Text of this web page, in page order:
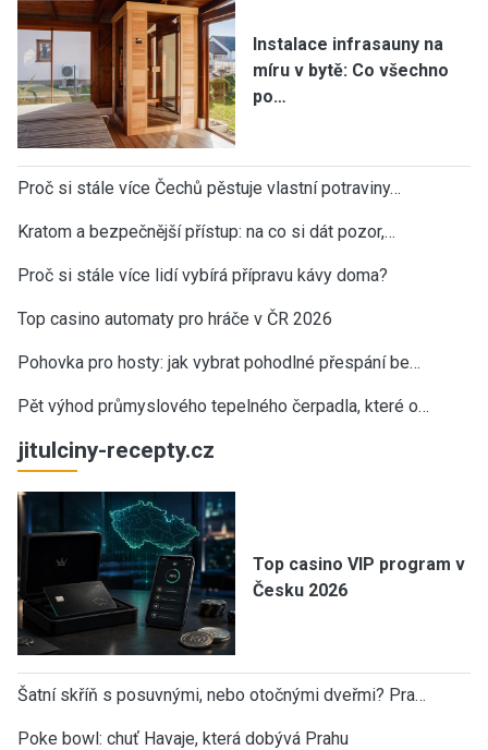
Instalace infrasauny na
míru v bytě: Co všechno
po…
Proč si stále více Čechů pěstuje vlastní potraviny…
Kratom a bezpečnější přístup: na co si dát pozor,…
Proč si stále více lidí vybírá přípravu kávy doma?
Top casino automaty pro hráče v ČR 2026
Pohovka pro hosty: jak vybrat pohodlné přespání be…
Pět výhod průmyslového tepelného čerpadla, které o…
jitulciny-recepty.cz
Top casino VIP program v
Česku 2026
Šatní skříň s posuvnými, nebo otočnými dveřmi? Pra…
Poke bowl: chuť Havaje, která dobývá Prahu